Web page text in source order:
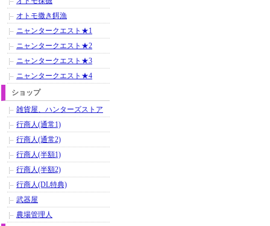
オトモ撒き餌漁
ニャンタークエスト★1
ニャンタークエスト★2
ニャンタークエスト★3
ニャンタークエスト★4
ショップ
雑貨屋、ハンターズストア
行商人(通常1)
行商人(通常2)
行商人(半額1)
行商人(半額2)
行商人(DL特典)
武器屋
農場管理人